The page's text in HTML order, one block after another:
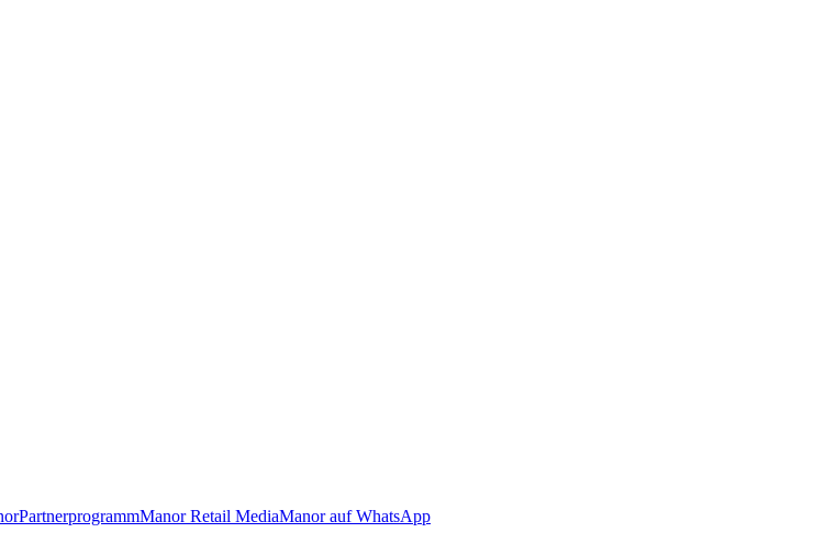
PartnerprogrammManor Retail MediaManor auf WhatsApp